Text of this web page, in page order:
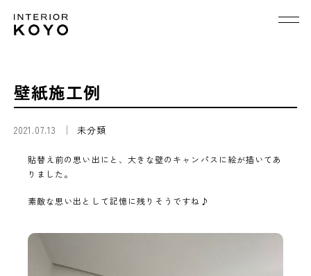
壁紙施工例
2021.07.13 未分類
貼替え前の思い出にと、大きな壁のキャンパスに絵が描いてあ
りました。
素敵な思い出として記憶に残りそうですね♪